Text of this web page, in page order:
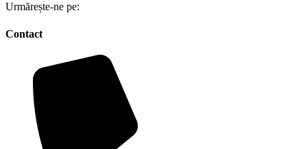
Urmărește-ne pe:
Contact